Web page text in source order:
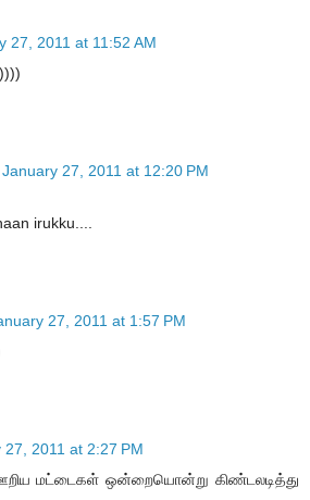
27, 2011 at 11:52 AM
January 27, 2011 at 12:20 PM
irukku....
27, 2011 at 1:57 PM
27, 2011 at 2:27 PM
மட்டைகள் ஒன்றையொன்று கிண்டலடித்து